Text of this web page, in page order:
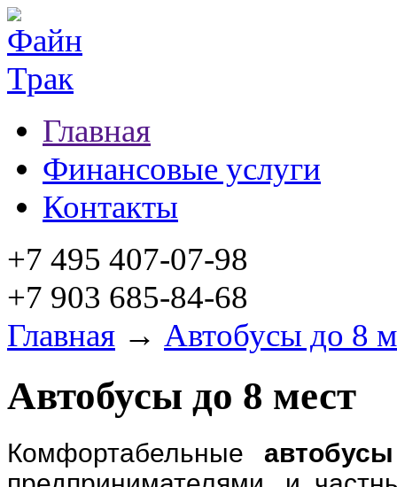
Главная
Финансовые услуги
Контакты
+7 495 407-07-98
+7 903 685-84-68
Главная → Автобусы до 8
Автобусы до 8 мест
Комфортабельные автобусы